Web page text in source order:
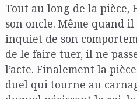
Tout au long de la pièce,
son oncle. Même quand
inquiet de son
de le faire tuer, il ne
l’acte. Finalement la
duel qui tourne au